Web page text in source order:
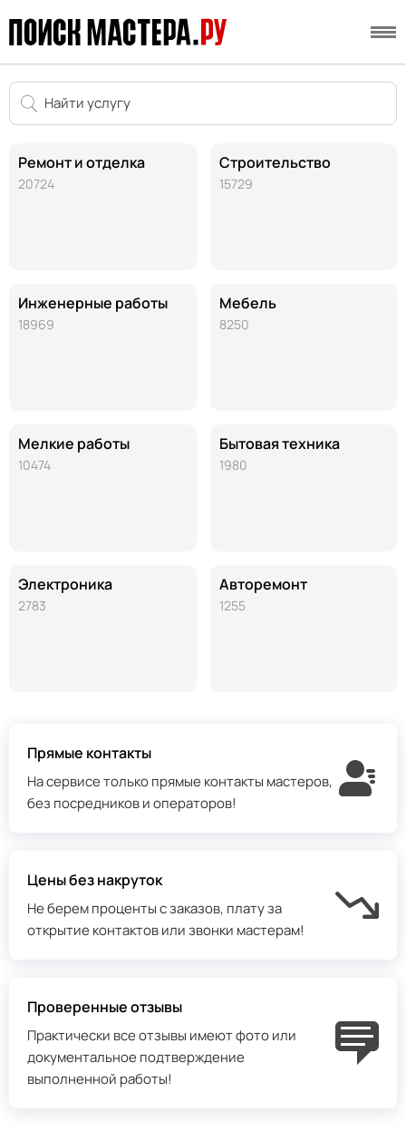
Ремонт и отделка
20724
Инженерные работы
18969
Мелкие работы
10474
Электроника
2783
Строительство
15729
Мебель
8250
Бытовая техника
1980
Авторемонт
1255
Прямые контакты
На сервисе только прямые контакты мастеров,
без посредников и операторов!
Цены без накруток
Не берем проценты с заказов, плату за
открытие контактов или звонки мастерам!
Проверенные отзывы
Практически все отзывы имеют фото или
документальное подтверждение
выполненной работы!